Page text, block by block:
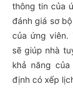
thông tin của
đánh giá sơ
của ứng viên.
sẽ giúp nhà
khả năng
định có xếp